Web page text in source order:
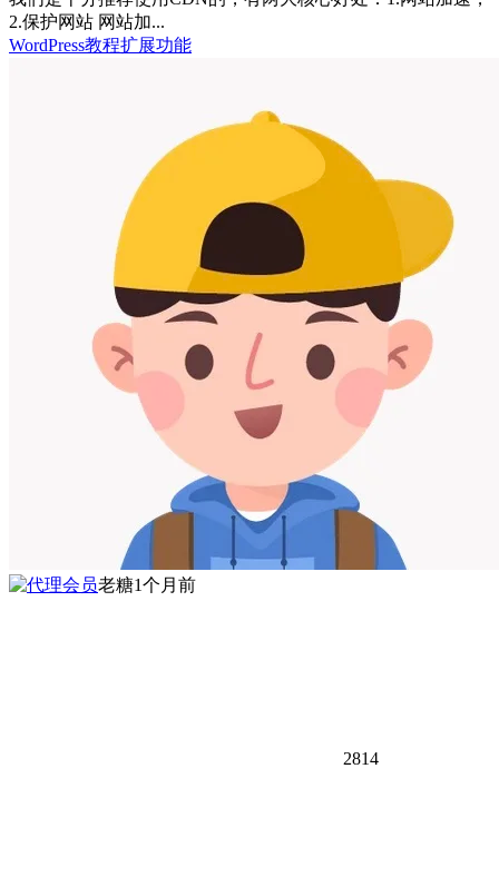
2.保护网站 网站加...
WordPress教程扩展功能
老糖1个月前
2814